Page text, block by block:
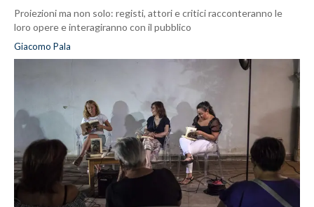
Proiezioni ma non solo: registi, attori e critici racconteranno le
loro opere e interagiranno con il pubblico
Giacomo Pala